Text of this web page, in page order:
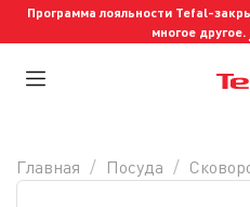
Программа лояльности Tefal-
многое другое.
Главная Посуда